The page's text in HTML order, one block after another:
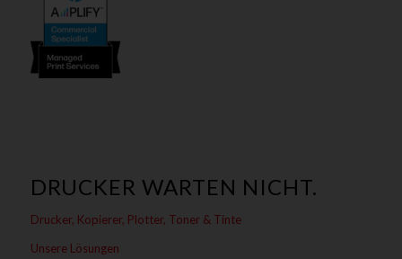
DRUCKER WARTEN NICHT.
Drucker, Kopierer, Plotter, Toner & Tinte
Unsere Lösungen